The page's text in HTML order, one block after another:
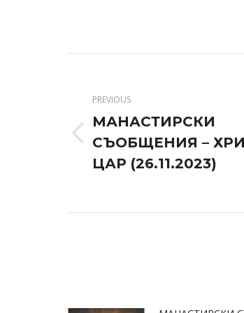
navigation
PREVIOUS
Previous
post:
МАНАСТИРСКИ
СЪОБЩЕНИЯ –
ЦАР (26.11.2023)